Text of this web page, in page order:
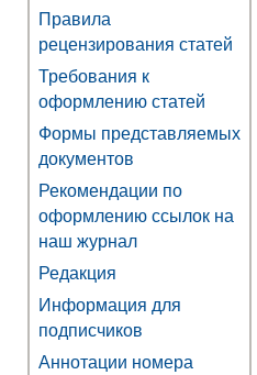
Правила
рецензирования статей
Требования к
оформлению статей
Формы представляемых
документов
Рекомендации по
оформлению ссылок на
наш журнал
Редакция
Информация для
подписчиков
Аннотации номера